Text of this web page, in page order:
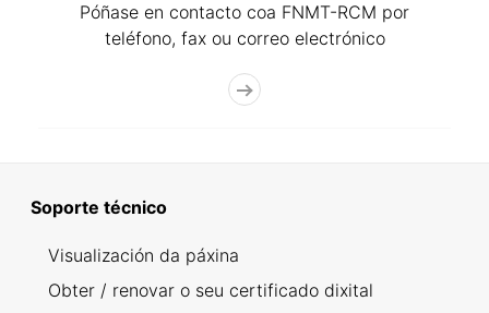
Póñase en contacto coa FNMT-RCM por
teléfono, fax ou correo electrónico
Soporte técnico
Visualización da páxina
Obter / renovar o seu certificado dixital